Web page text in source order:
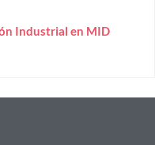
Industrial en MID